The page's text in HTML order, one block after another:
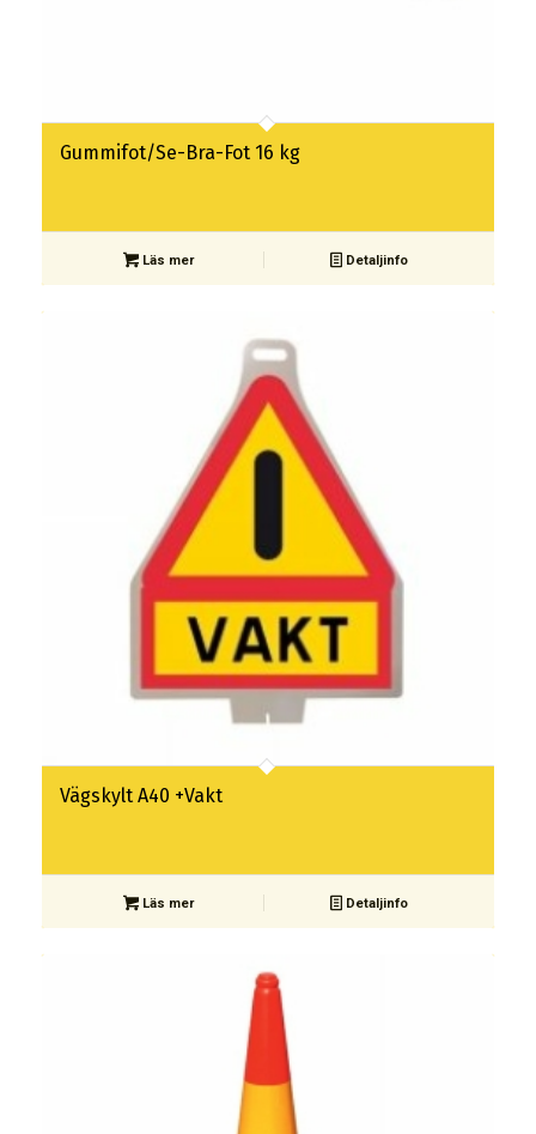
Gummifot/Se-Bra-Fot 16 kg
Läs mer Detaljinfo
Vägskylt A40 +Vakt
Läs mer Detaljinfo